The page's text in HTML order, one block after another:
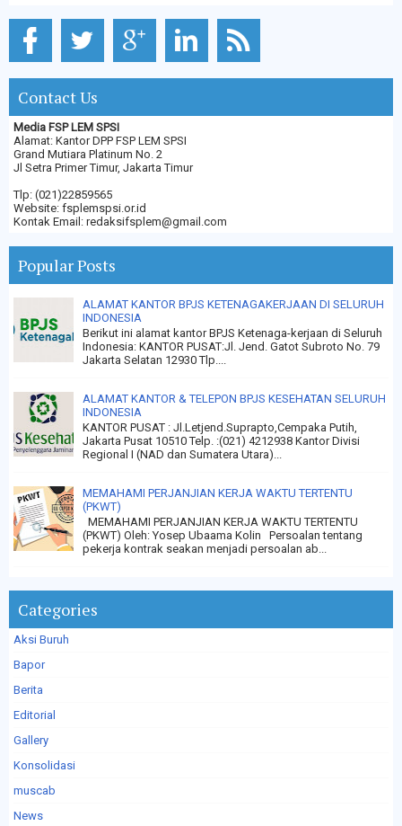
Contact Us
Media FSP LEM SPSI
Alamat: Kantor DPP FSP LEM SPSI
Grand Mutiara Platinum No. 2
Jl Setra Primer Timur, Jakarta Timur
Tlp: (021)22859565
Website: fsplemspsi.or.id
Kontak Email: redaksifsplem@gmail.com
Popular Posts
ALAMAT KANTOR BPJS KETENAGAKERJAAN DI SELURUH
INDONESIA
Berikut ini alamat kantor BPJS Ketenaga-kerjaan di Seluruh
Indonesia: KANTOR PUSAT:Jl. Jend. Gatot Subroto No. 79
Jakarta Selatan 12930 Tlp....
ALAMAT KANTOR & TELEPON BPJS KESEHATAN SELURUH
INDONESIA
KANTOR PUSAT : Jl.Letjend.Suprapto,Cempaka Putih,
Jakarta Pusat 10510 Telp. :(021) 4212938 Kantor Divisi
Regional I (NAD dan Sumatera Utara)...
MEMAHAMI PERJANJIAN KERJA WAKTU TERTENTU
(PKWT)
MEMAHAMI PERJANJIAN KERJA WAKTU TERTENTU
(PKWT) Oleh: Yosep Ubaama Kolin Persoalan tentang
pekerja kontrak seakan menjadi persoalan ab...
Categories
Aksi Buruh
Bapor
Berita
Editorial
Gallery
Konsolidasi
muscab
News